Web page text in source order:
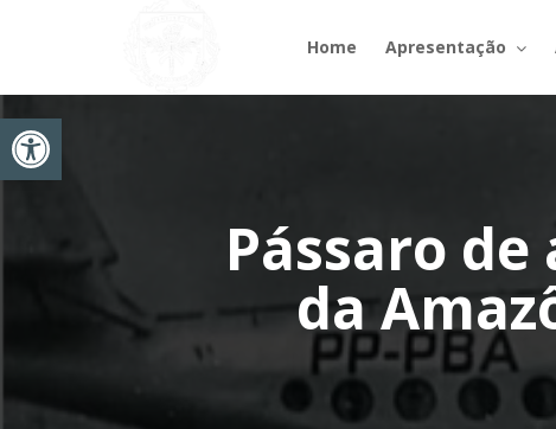
Abrir a barra de ferramentas
Home Apresentação
Pássaro
da